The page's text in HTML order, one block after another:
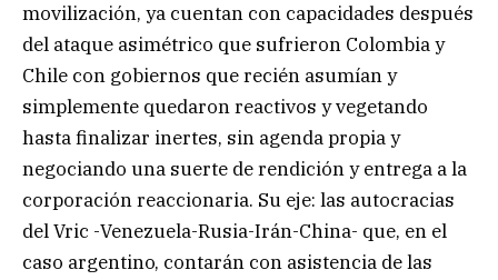
movilización, ya cuentan con capacidades después
del ataque asimétrico que sufrieron Colombia y
Chile con gobiernos que recién asumían y
simplemente quedaron reactivos y vegetando
hasta finalizar inertes, sin agenda propia y
negociando una suerte de rendición y entrega a la
corporación reaccionaria. Su eje: las autocracias
del Vric -Venezuela-Rusia-Irán-China- que, en el
caso argentino, contarán con asistencia de las